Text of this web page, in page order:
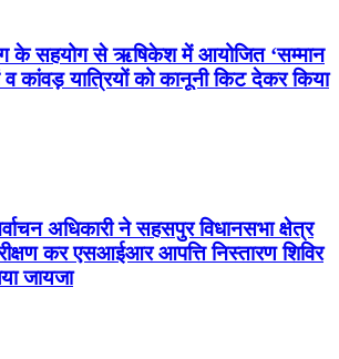
के सहयोग से ऋषिकेश में आयोजित ‘सम्मान
कांवड़ यात्रियों को कानूनी किट देकर किया
अधिकारी ने सहसपुर विधानसभा क्षेत्र
कर एसआईआर आपत्ति निस्तारण शिविर
जायजा